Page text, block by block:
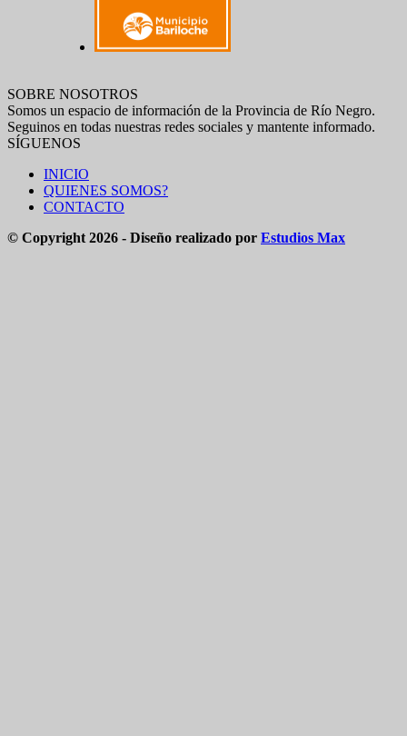
SOBRE NOSOTROS
Somos un espacio de información de la Provincia de Río Negro.
Seguinos en todas nuestras redes sociales y mantente informado.
SÍGUENOS
INICIO
QUIENES SOMOS?
CONTACTO
© Copyright 2026 - Diseño realizado por Estudios Max